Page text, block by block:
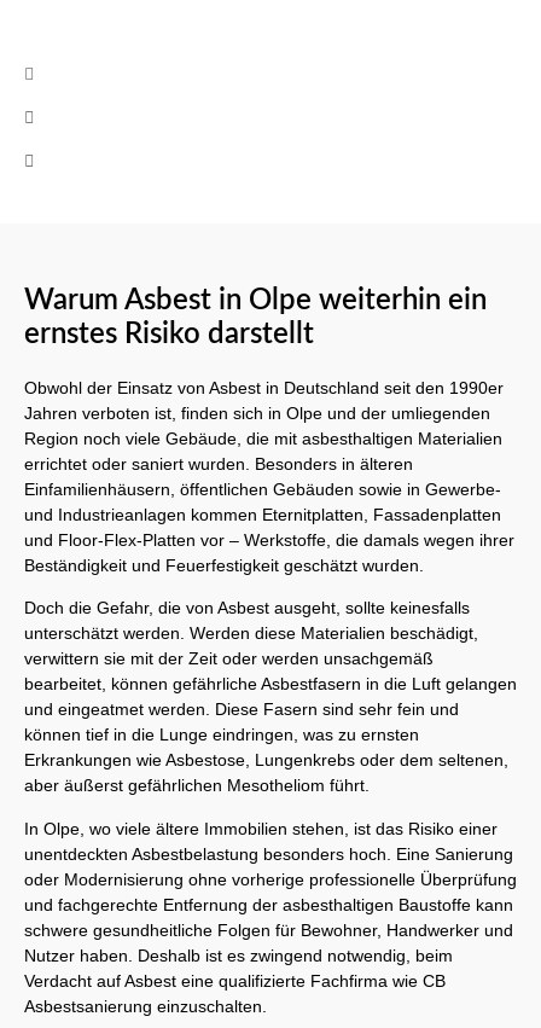
Warum Asbest in Olpe weiterhin ein
ernstes Risiko darstellt
Obwohl der Einsatz von Asbest in Deutschland seit den 1990er
Jahren verboten ist, finden sich in Olpe und der umliegenden
Region noch viele Gebäude, die mit asbesthaltigen Materialien
errichtet oder saniert wurden. Besonders in älteren
Einfamilienhäusern, öffentlichen Gebäuden sowie in Gewerbe-
und Industrieanlagen kommen Eternitplatten, Fassadenplatten
und Floor-Flex-Platten vor – Werkstoffe, die damals wegen ihrer
Beständigkeit und Feuerfestigkeit geschätzt wurden.
Doch die Gefahr, die von Asbest ausgeht, sollte keinesfalls
unterschätzt werden. Werden diese Materialien beschädigt,
verwittern sie mit der Zeit oder werden unsachgemäß
bearbeitet, können gefährliche Asbestfasern in die Luft gelangen
und eingeatmet werden. Diese Fasern sind sehr fein und
können tief in die Lunge eindringen, was zu ernsten
Erkrankungen wie Asbestose, Lungenkrebs oder dem seltenen,
aber äußerst gefährlichen Mesotheliom führt.
In Olpe, wo viele ältere Immobilien stehen, ist das Risiko einer
unentdeckten Asbestbelastung besonders hoch. Eine Sanierung
oder Modernisierung ohne vorherige professionelle Überprüfung
und fachgerechte Entfernung der asbesthaltigen Baustoffe kann
schwere gesundheitliche Folgen für Bewohner, Handwerker und
Nutzer haben. Deshalb ist es zwingend notwendig, beim
Verdacht auf Asbest eine qualifizierte Fachfirma wie CB
Asbestsanierung einzuschalten.